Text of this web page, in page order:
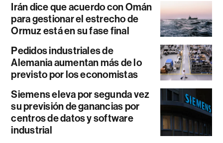
Irán dice que acuerdo con Omán
para gestionar el estrecho de
Ormuz está en su fase final
Pedidos industriales de
Alemania aumentan más de lo
previsto por los economistas
Siemens eleva por segunda vez
su previsión de ganancias por
centros de datos y software
industrial